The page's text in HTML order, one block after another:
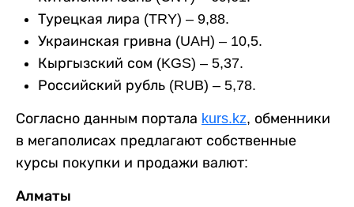
Турецкая лира (TRY) – 9,88.
Украинская гривна (UAH) – 10,5.
Кыргызский сом (KGS) – 5,37.
Российский рубль (RUB) – 5,78.
Согласно данным портала kurs.kz, обменники
в мегаполисах предлагают собственные
курсы покупки и продажи валют:
Алматы